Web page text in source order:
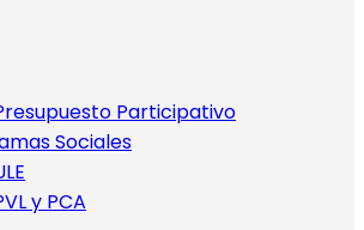
Participativo
Sociales
y PCA